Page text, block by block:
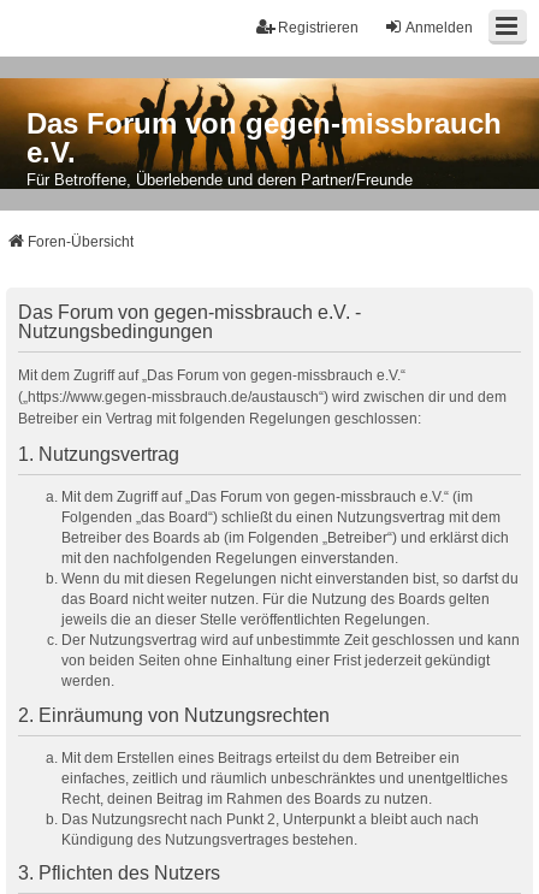
Anmelden
Registrieren
Das Forum von gegen-missbrauch
e.V.
Für Betroffene, Überlebende und deren Partner/Freunde
Foren-Übersicht
Das Forum von gegen-missbrauch e.V. -
Nutzungsbedingungen
Mit dem Zugriff auf „Das Forum von gegen-missbrauch e.V.“
(„https://www.gegen-missbrauch.de/austausch“) wird zwischen dir und dem
Betreiber ein Vertrag mit folgenden Regelungen geschlossen:
1. Nutzungsvertrag
Mit dem Zugriff auf „Das Forum von gegen-missbrauch e.V.“ (im
Folgenden „das Board“) schließt du einen Nutzungsvertrag mit dem
Betreiber des Boards ab (im Folgenden „Betreiber“) und erklärst dich
mit den nachfolgenden Regelungen einverstanden.
Wenn du mit diesen Regelungen nicht einverstanden bist, so darfst du
das Board nicht weiter nutzen. Für die Nutzung des Boards gelten
jeweils die an dieser Stelle veröffentlichten Regelungen.
Der Nutzungsvertrag wird auf unbestimmte Zeit geschlossen und kann
von beiden Seiten ohne Einhaltung einer Frist jederzeit gekündigt
werden.
2. Einräumung von Nutzungsrechten
Mit dem Erstellen eines Beitrags erteilst du dem Betreiber ein
einfaches, zeitlich und räumlich unbeschränktes und unentgeltliches
Recht, deinen Beitrag im Rahmen des Boards zu nutzen.
Das Nutzungsrecht nach Punkt 2, Unterpunkt a bleibt auch nach
Kündigung des Nutzungsvertrages bestehen.
3. Pflichten des Nutzers